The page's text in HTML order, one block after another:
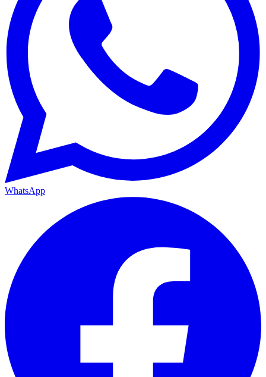
WhatsApp